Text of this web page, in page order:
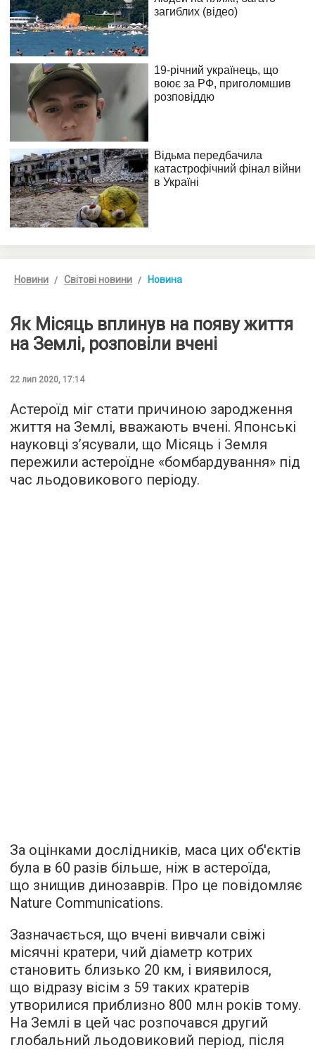
Новини Світові новини Новина
Як Місяць вплинув на появу життя
на Землі, розповіли вчені
22 лип 2020, 17:14
Астероїд міг стати причиною зародження
життя на Землі, вважають вчені. Японські
науковці з’ясували, що Місяць і Земля
пережили астероїдне «бомбардування» під
час льодовикового періоду.
За оцінками дослідників, маса цих об'єктів
була в 60 разів більше, ніж в астероїда,
що знищив динозаврів. Про це повідомляє
Nature Communications.
Зазначається, що вчені вивчали свіжі
місячні кратери, чий діаметр котрих
становить близько 20 км, і виявилося,
що відразу вісім з 59 таких кратерів
утворилися приблизно 800 млн років тому.
На Землі в цей час розпочався другий
глобальний льодовиковий період, після